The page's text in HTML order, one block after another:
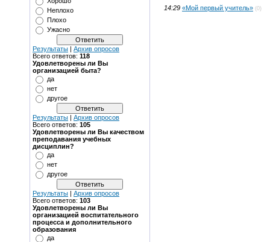
Неплохо
Плохо
Ужасно
Результаты | Архив опросов
Всего ответов: 118
Удовлетворены ли Вы
организацией быта?
да
нет
другое
Результаты | Архив опросов
Всего ответов: 105
Удовлетворены ли Вы качеством
преподавания учебных
дисциплин?
да
нет
другое
Результаты | Архив опросов
Всего ответов: 103
Удовлетворены ли Вы
организацией воспитательного
процесса и дополнительного
образования
да
14:29 «Мой первый учитель» (0)